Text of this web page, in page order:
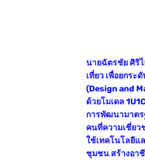
นายฉัตรชัย ศิริ
เที่ยว เพื่อยกร
(Design and
ด้วยโมเดล
การพัฒนามาตร
คนที่ความเชี่ยว
ใช้เทคโนโลยีแ
ชุมชน สร้างอา